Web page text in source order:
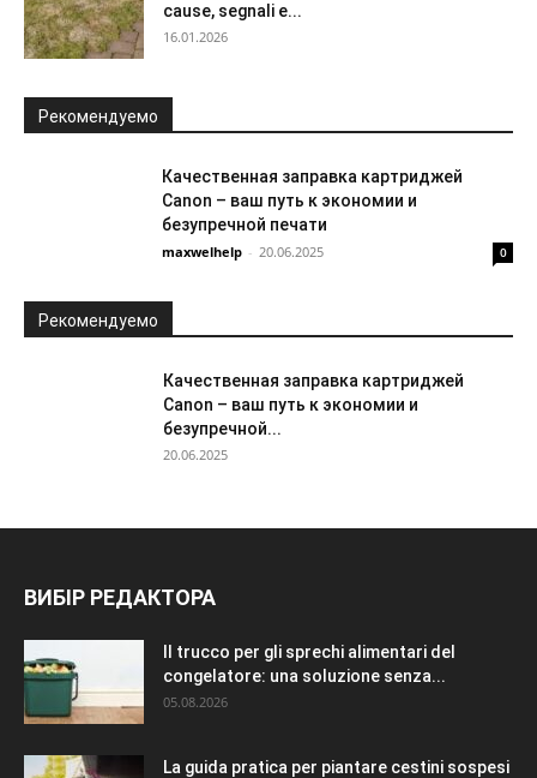
cause, segnali e...
16.01.2026
Рекомендуемо
Качественная заправка картриджей
Canon – ваш путь к экономии и
безупречной печати
maxwelhelp - 20.06.2025 0
Рекомендуемо
Качественная заправка картриджей
Canon – ваш путь к экономии и
безупречной...
20.06.2025
ВИБІР РЕДАКТОРА
Il trucco per gli sprechi alimentari del
congelatore: una soluzione senza...
05.08.2026
La guida pratica per piantare cestini sospesi